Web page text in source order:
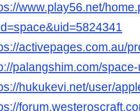
www.play56.net/
activepages.com.au/
palangshim.com/
hukukevi.net/user/